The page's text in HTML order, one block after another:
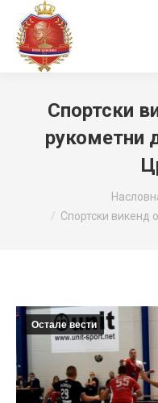
Спортски
рукометни
Спортски викенд
Остале вести